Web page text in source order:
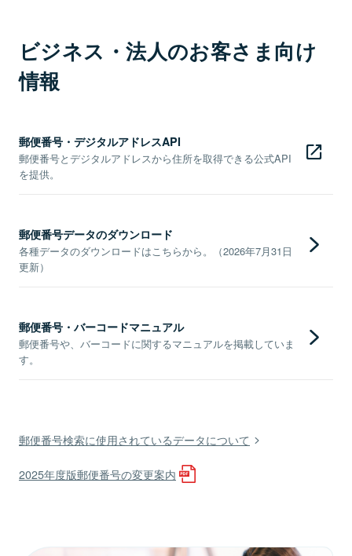
ビジネス・法人のお客さま向け
情報
郵便番号・デジタルアドレスAPI
郵便番号とデジタルアドレスから住所を取得できる公式API
を提供。
郵便番号データのダウンロード
各種データのダウンロードはこちらから。（2026年7月31日
更新）
郵便番号・バーコードマニュアル
郵便番号や、バーコードに関するマニュアルを掲載していま
す。
郵便番号検索に使用されているデータについて
2025年度版郵便番号の変更案内